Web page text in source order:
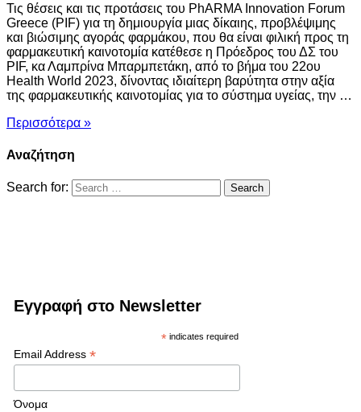
Τις θέσεις και τις προτάσεις του PhARMA Innovation Forum
Greece (PIF) για τη δημιουργία μιας δίκαιης, προβλέψιμης
και βιώσιμης αγοράς φαρμάκου, που θα είναι φιλική προς τη
φαρμακευτική καινοτομία κατέθεσε η Πρόεδρος του ΔΣ του
PIF, κα Λαμπρίνα Μπαρμπετάκη, από το βήμα του 22ου
Health World 2023, δίνοντας ιδιαίτερη βαρύτητα στην αξία
της φαρμακευτικής καινοτομίας για το σύστημα υγείας, την …
Περισσότερα »
Αναζήτηση
Search for:
Εγγραφή στο Newsletter
* indicates required
Email Address *
Όνομα